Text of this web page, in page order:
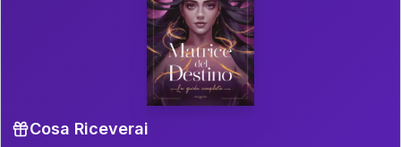
P.S. Interpretazione parziale
gratuita
Scorri più in basso per vedere
un'interpretazione parziale gratuita della tua
Cosa Riceverai